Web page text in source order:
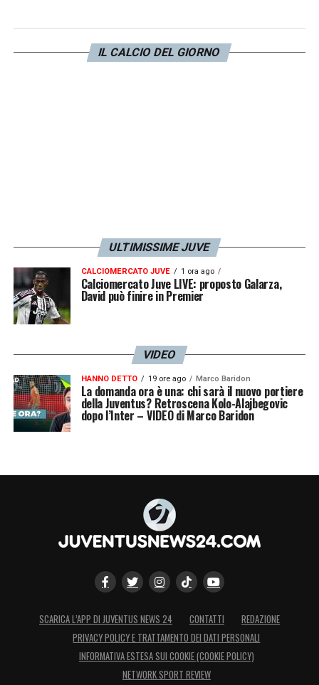
LA PLAYLIST DELLE NOSTRE TOP NEWS
IL CALCIO DEL GIORNO
ULTIMISSIME JUVE
CALCIOMERCATO JUVE 1 ora ago
Calciomercato Juve LIVE: proposto Galarza,
David può finire in Premier
VIDEO
HANNO DETTO 19 ore ago Marco Baridon
La domanda ora è una: chi sarà il nuovo portiere
della Juventus? Retroscena Kolo-Alajbegovic
dopo l’Inter – VIDEO di Marco Baridon
SCARICA L’APP DI JUVENTUS NEWS 24 CONTATTI
REDAZIONE
PRIVACY POLICY E TRATTAMENTO DEI DATI PERSONALI
INFORMATIVA ESTESA SUI COOKIE (COOKIE POLICY)
NETWORK SPORT REVIEW